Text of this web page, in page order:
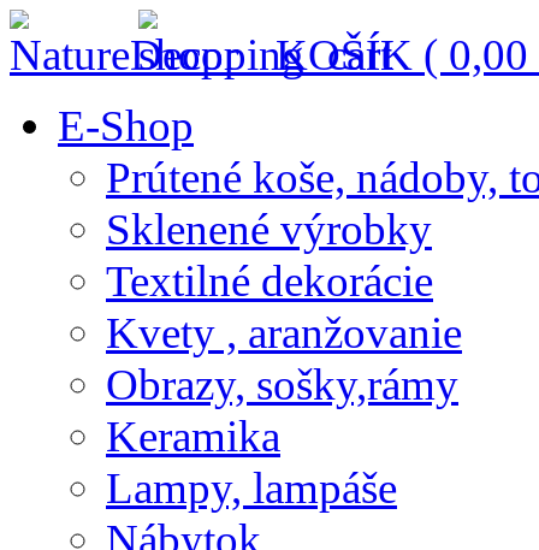
KOŠÍK ( 0,00
E-Shop
Prútené koše, nádoby,
Sklenené výrobky
Textilné dekorácie
Kvety , aranžovanie
Obrazy, sošky,rámy
Keramika
Lampy, lampáše
Nábytok